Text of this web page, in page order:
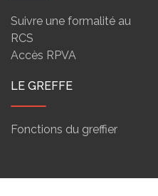
Suivre une formalité au
RCS
Accès RPVA
LE GREFFE
Fonctions du greffier